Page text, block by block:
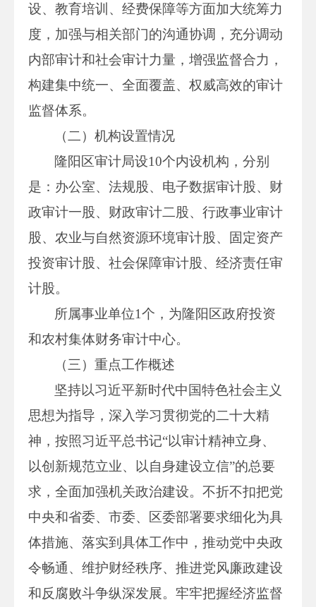
设、教育培训、经费保障等方面加大统筹力
度，加强与相关部门的沟通协调，充分调动
内部审计和社会审计力量，增强监督合力，
构建集中统一、全面覆盖、权威高效的审计
监督体系。
（二）机构设置情况
隆阳区审计局设10个内设机构，分别
是：办公室、法规股、电子数据审计股、财
政审计一股、财政审计二股、行政事业审计
股、农业与自然资源环境审计股、固定资产
投资审计股、社会保障审计股、经济责任审
计股。
所属事业单位1个，为隆阳区政府投资
和农村集体财务审计中心。
（三）重点工作概述
坚持以习近平新时代中国特色社会主义
思想为指导，深入学习贯彻党的二十大精
神，按照习近平总书记“以审计精神立身、
以创新规范立业、以自身建设立信”的总要
求，全面加强机关政治建设。不折不扣把党
中央和省委、市委、区委部署要求细化为具
体措施、落实到具体工作中，推动党中央政
令畅通、维护财经秩序、推进党风廉政建设
和反腐败斗争纵深发展。牢牢把握经济监督